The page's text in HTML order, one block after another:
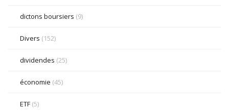
dictons boursiers (9)
Divers (152)
dividendes (25)
économie (45)
ETF (5)